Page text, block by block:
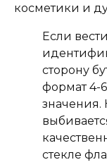
косметики и
Если
сторону
формат 4-
значения.
стекле